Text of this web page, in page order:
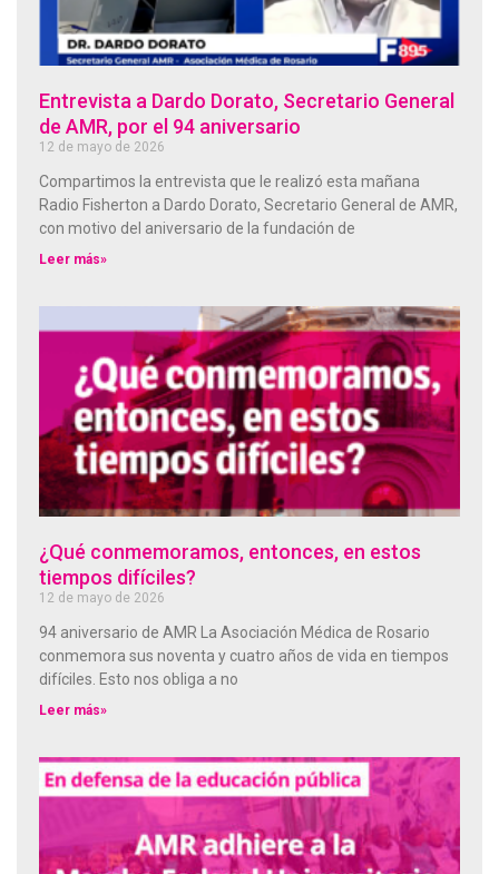
Entrevista a Dardo Dorato, Secretario General
de AMR, por el 94 aniversario
12 de mayo de 2026
Compartimos la entrevista que le realizó esta mañana
Radio Fisherton a Dardo Dorato, Secretario General de AMR,
con motivo del aniversario de la fundación de
Leer más»
¿Qué conmemoramos, entonces, en estos
tiempos difíciles?
12 de mayo de 2026
94 aniversario de AMR La Asociación Médica de Rosario
conmemora sus noventa y cuatro años de vida en tiempos
difíciles. Esto nos obliga a no
Leer más»